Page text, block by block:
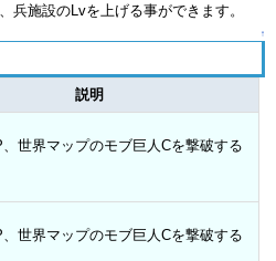
兵施設のLvを上げる事ができます。
↑
説明
世界マップのモブ巨人Cを撃破する
世界マップのモブ巨人Cを撃破する